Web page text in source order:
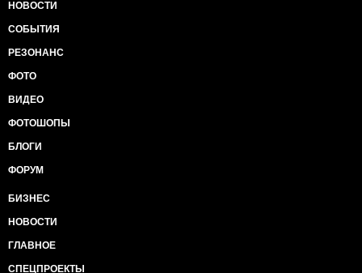
НОВОСТИ
СОБЫТИЯ
РЕЗОНАНС
ФОТО
ВИДЕО
ФОТОШОПЫ
БЛОГИ
ФОРУМ
БИЗНЕС
НОВОСТИ
ГЛАВНОЕ
СПЕЦПРОЕКТЫ